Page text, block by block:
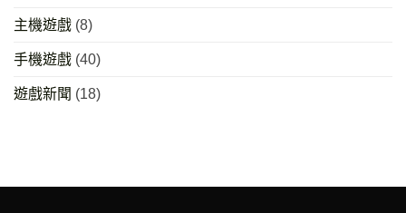
主機遊戲 (8)
手機遊戲 (40)
遊戲新聞 (18)